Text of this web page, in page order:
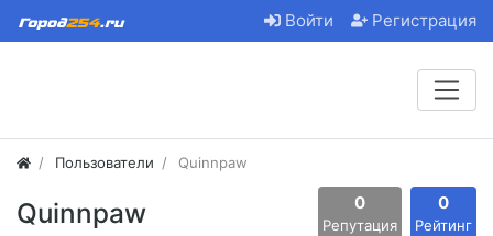
Войти Регистрация
Пользователи Quinnpaw
Quinnpaw 0
Репутация
0
Рейтинг